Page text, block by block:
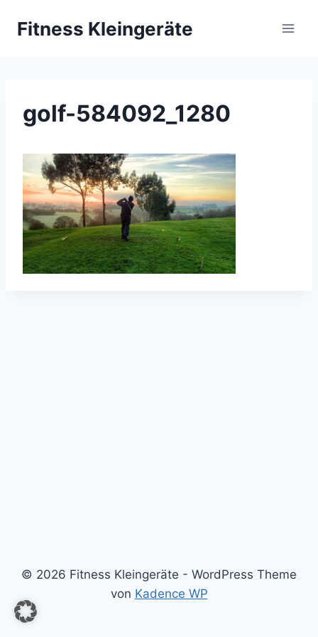
InhaltFitness Kleingeräte
golf-584092_1280
© 2026 Fitness Kleingeräte - WordPress Theme
von Kadence WP